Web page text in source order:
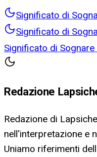
Significato di
Significato di
Significato di Sognare
Redazione
Redazione di
nell'interpretazione e
Uniamo riferimenti